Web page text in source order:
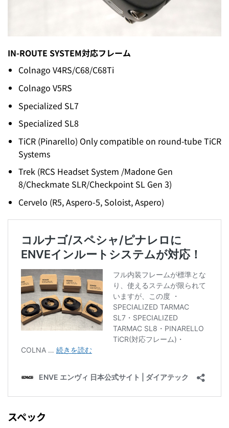
IN-ROUTE SYSTEM対応フレーム
Colnago V4RS/C68/C68Ti
Colnago V5RS
Specialized SL7
Specialized SL8
TiCR (Pinarello) Only compatible on round-tube TiCR
Systems
Trek (RCS Headset System /Madone Gen
8/Checkmate SLR/Checkpoint SL Gen 3)
Cervelo (R5, Aspero-5, Soloist, Aspero)
スペック